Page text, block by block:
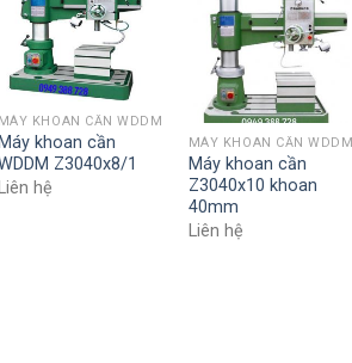
MÁY KHOAN CẦN WDDM
Máy khoan cần
Z3040x8/1
Liên hệ
MÁY KHOAN CẦN WDDM
Máy khoan cần
Z3040x10 khoan
40mm
Liên hệ